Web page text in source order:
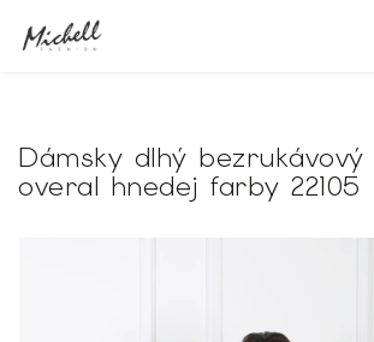
Dámsky dlhý bezrukávový
overal hnedej farby 22105